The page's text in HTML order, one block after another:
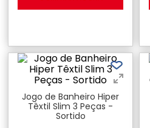
Jogo de Banheiro Hiper
Têxtil Slim 3 Peças -
Sortido